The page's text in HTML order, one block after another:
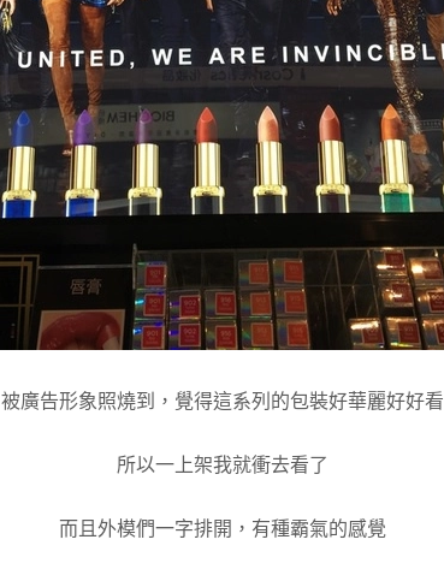
被廣告形象照燒到，覺得這系列的包裝好華麗好好看
所以一上架我就衝去看了
而且外模們一字排開，有種霸氣的感覺